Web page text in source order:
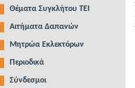
Θέματα Συγκλήτου ΤΕΙ
Αιτήματα Δαπανών
Μητρώα Εκλεκτόρων
Περιοδικά
Σύνδεσμοι